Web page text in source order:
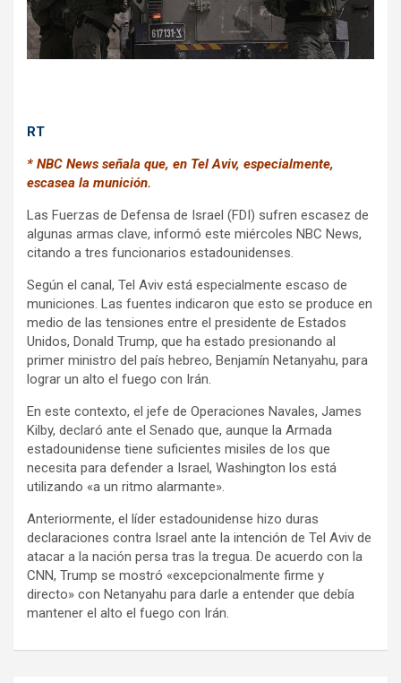
RT
* NBC News señala que, en Tel Aviv, especialmente,
escasea la munición.
Las Fuerzas de Defensa de Israel (FDI) sufren escasez de
algunas armas clave, informó este miércoles NBC News,
citando a tres funcionarios estadounidenses.
Según el canal, Tel Aviv está especialmente escaso de
municiones. Las fuentes indicaron que esto se produce en
medio de las tensiones entre el presidente de Estados
Unidos, Donald Trump, que ha estado presionando al
primer ministro del país hebreo, Benjamín Netanyahu, para
lograr un alto el fuego con Irán.
En este contexto, el jefe de Operaciones Navales, James
Kilby, declaró ante el Senado que, aunque la Armada
estadounidense tiene suficientes misiles de los que
necesita para defender a Israel, Washington los está
utilizando «a un ritmo alarmante».
Anteriormente, el líder estadounidense hizo duras
declaraciones contra Israel ante la intención de Tel Aviv de
atacar a la nación persa tras la tregua. De acuerdo con la
CNN, Trump se mostró «excepcionalmente firme y
directo» con Netanyahu para darle a entender que debía
mantener el alto el fuego con Irán.